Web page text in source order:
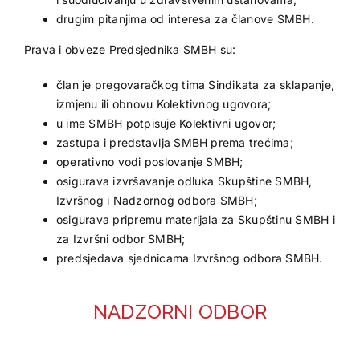
drugim pitanjima od interesa za članove SMBH.
Prava i obveze Predsjednika SMBH su:
član je pregovaračkog tima Sindikata za sklapanje,
izmjenu ili obnovu Kolektivnog ugovora;
u ime SMBH potpisuje Kolektivni ugovor;
zastupa i predstavlja SMBH prema trećima;
operativno vodi poslovanje SMBH;
osigurava izvršavanje odluka Skupštine SMBH,
Izvršnog i Nadzornog odbora SMBH;
osigurava pripremu materijala za Skupštinu SMBH i
za Izvršni odbor SMBH;
predsjedava sjednicama Izvršnog odbora SMBH.
NADZORNI ODBOR